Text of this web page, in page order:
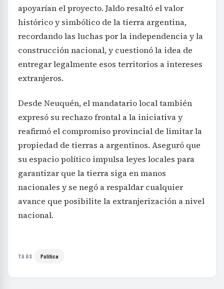
apoyarían el proyecto. Jaldo resaltó el valor
histórico y simbólico de la tierra argentina,
recordando las luchas por la independencia y la
construcción nacional, y cuestionó la idea de
entregar legalmente esos territorios a intereses
extranjeros.
Desde Neuquén, el mandatario local también
expresó su rechazo frontal a la iniciativa y
reafirmó el compromiso provincial de limitar la
propiedad de tierras a argentinos. Aseguró que
su espacio político impulsa leyes locales para
garantizar que la tierra siga en manos
nacionales y se negó a respaldar cualquier
avance que posibilite la extranjerización a nivel
nacional.
TAGS Política